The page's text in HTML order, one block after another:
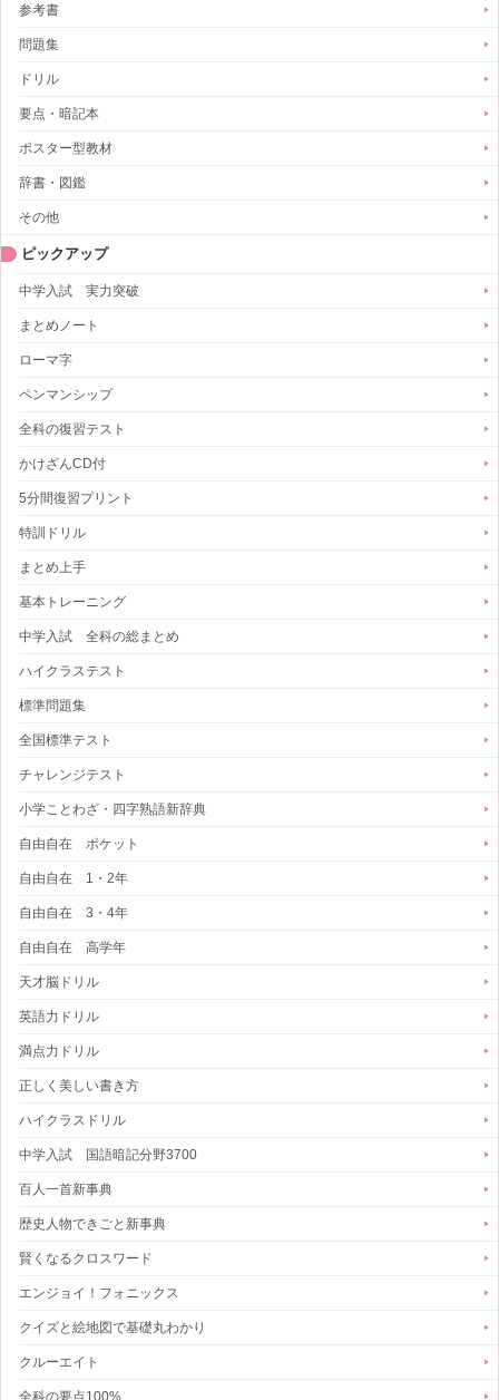
参考書
問題集
ドリル
要点・暗記本
ポスター型教材
辞書・図鑑
その他
ピックアップ
中学入試 実力突破
まとめノート
ローマ字
ペンマンシップ
全科の復習テスト
かけざんCD付
5分間復習プリント
特訓ドリル
まとめ上手
基本トレーニング
中学入試 全科の総まとめ
ハイクラステスト
標準問題集
全国標準テスト
チャレンジテスト
小学ことわざ・四字熟語新辞典
自由自在 ポケット
自由自在 1・2年
自由自在 3・4年
自由自在 高学年
天才脳ドリル
英語力ドリル
満点力ドリル
正しく美しい書き方
ハイクラスドリル
中学入試 国語暗記分野3700
百人一首新事典
歴史人物できごと新事典
賢くなるクロスワード
エンジョイ！フォニックス
クイズと絵地図で基礎丸わかり
クルーエイト
全科の要点100%